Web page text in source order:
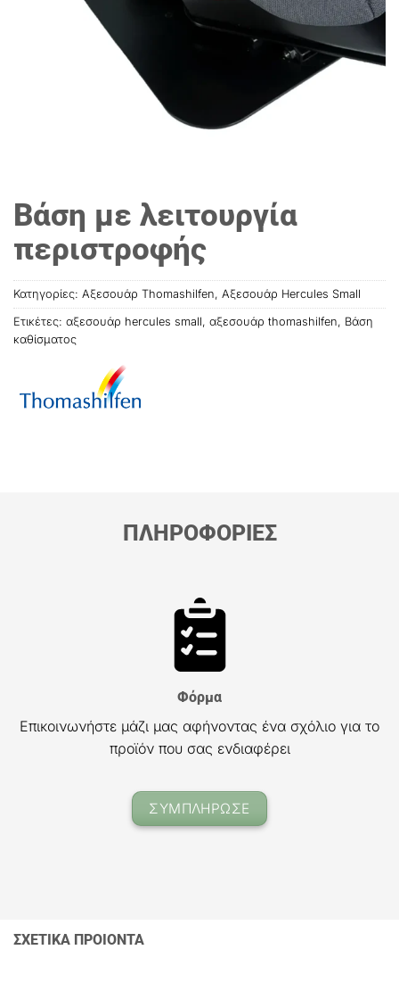
Βάση με λειτουργία
περιστροφής
Κατηγορίες: Αξεσουάρ Thomashilfen, Αξεσουάρ Hercules Small
Ετικέτες: αξεσουάρ hercules small, αξεσουάρ thοmashilfen, Βάση
καθίσματος
ΠΛΗΡΟΦΟΡΙΕΣ
Φόρμα
Επικοινωνήστε μάζι μας αφήνοντας ένα σχόλιο για το
προϊόν που σας ενδιαφέρει
ΣΥΜΠΛΗΡΩΣΕ
ΣΧΕΤΙΚΑ ΠΡΟΙΟΝΤΑ